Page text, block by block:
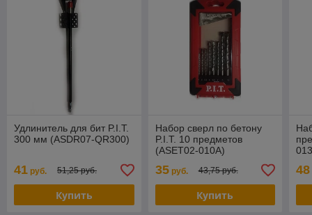
Удлинитель для бит P.I.T.
300 мм (ASDR07-QR300)
41 руб. 51,25 руб.
Купить
Набор сверл по бетону
P.I.T. 10 предметов
(ASET02-010A)
35руб. 43,75 руб.
Купить
48